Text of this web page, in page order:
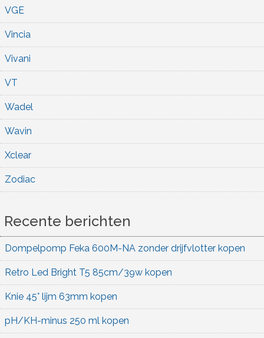
VGE
Vincia
Vivani
VT
Wadel
Wavin
Xclear
Zodiac
Recente berichten
Dompelpomp Feka 600M-NA zonder drijfvlotter kopen
Retro Led Bright T5 85cm/39w kopen
Knie 45° lijm 63mm kopen
pH/KH-minus 250 ml kopen